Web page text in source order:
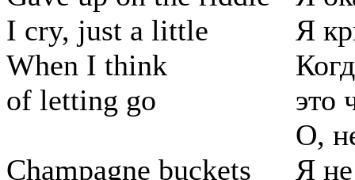
I cry, just a little
When I think
of letting go
Champagne buckets
Я
это
О,
Я не